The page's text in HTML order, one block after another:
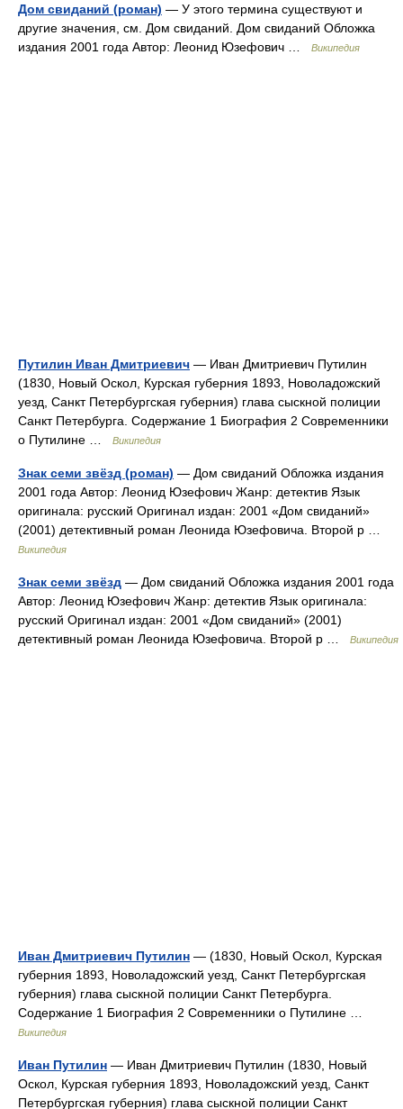
Дом свиданий (роман) — У этого термина существуют и
другие значения, см. Дом свиданий. Дом свиданий Обложка
издания 2001 года Автор: Леонид Юзефович …
Википедия
Путилин Иван Дмитриевич — Иван Дмитриевич Путилин
(1830, Новый Оскол, Курская губерния 1893, Новоладожский
уезд, Санкт Петербургская губерния) глава сыскной полиции
Санкт Петербурга. Содержание 1 Биография 2 Современники
о Путилине …
Википедия
Знак семи звёзд (роман) — Дом свиданий Обложка издания
2001 года Автор: Леонид Юзефович Жанр: детектив Язык
оригинала: русский Оригинал издан: 2001 «Дом свиданий»
(2001) детективный роман Леонида Юзефовича. Второй р …
Википедия
Знак семи звёзд — Дом свиданий Обложка издания 2001 года
Автор: Леонид Юзефович Жанр: детектив Язык оригинала:
русский Оригинал издан: 2001 «Дом свиданий» (2001)
детективный роман Леонида Юзефовича. Второй р …
Википедия
Иван Дмитриевич Путилин — (1830, Новый Оскол, Курская
губерния 1893, Новоладожский уезд, Санкт Петербургская
губерния) глава сыскной полиции Санкт Петербурга.
Содержание 1 Биография 2 Современники о Путилине …
Википедия
Иван Путилин — Иван Дмитриевич Путилин (1830, Новый
Оскол, Курская губерния 1893, Новоладожский уезд, Санкт
Петербургская губерния) глава сыскной полиции Санкт